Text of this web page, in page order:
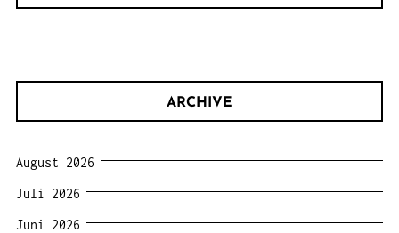
ARCHIVE
August 2026
Juli 2026
Juni 2026